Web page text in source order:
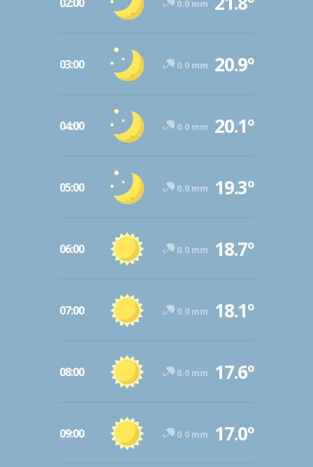
0.0 mm
03:00 0.0 mm 20.9º
04:00 0.0 mm 20.1º
05:00 0.0 mm 19.3º
06:00 0.0 mm 18.7º
07:00 0.0 mm 18.1º
08:00 0.0 mm 17.6º
09:00 0.0 mm 17.0º